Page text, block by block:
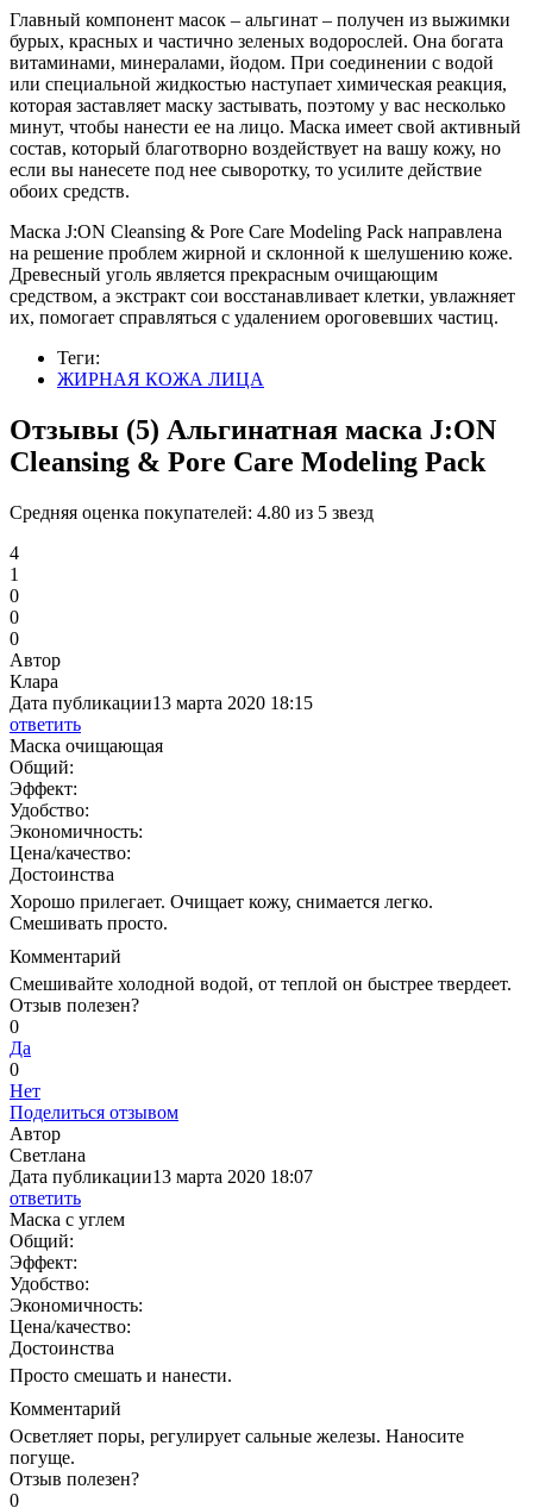
Главный компонент масок – альгинат – получен из выжимки
бурых, красных и частично зеленых водорослей. Она богата
витаминами, минералами, йодом. При соединении с водой
или специальной жидкостью наступает химическая реакция,
которая заставляет маску застывать, поэтому у вас несколько
минут, чтобы нанести ее на лицо. Маска имеет свой активный
состав, который благотворно воздействует на вашу кожу, но
если вы нанесете под нее сыворотку, то усилите действие
обоих средств.
Маска J:ON Cleansing & Pore Care Modeling Pack направлена
на решение проблем жирной и склонной к шелушению коже.
Древесный уголь является прекрасным очищающим
средством, а экстракт сои восстанавливает клетки, увлажняет
их, помогает справляться с удалением ороговевших частиц.
Теги:
ЖИРНАЯ КОЖА ЛИЦА
Отзывы (5) Альгинатная маска J:ON
Cleansing & Pore Care Modeling Pack
Средняя оценка покупателей: 4.80 из 5 звезд
4
1
0
0
0
Автор
Клара
Дата публикации13 марта 2020 18:15
ответить
Маска очищающая
Общий:
Эффект:
Удобство:
Экономичность:
Цена/качество:
Достоинства
Хорошо прилегает. Очищает кожу, снимается легко.
Смешивать просто.
Комментарий
Смешивайте холодной водой, от теплой он быстрее твердеет.
Отзыв полезен?
0
Да
0
Нет
Поделиться отзывом
Автор
Светлана
Дата публикации13 марта 2020 18:07
ответить
Маска с углем
Общий:
Эффект:
Удобство:
Экономичность:
Цена/качество:
Достоинства
Просто смешать и нанести.
Комментарий
Осветляет поры, регулирует сальные железы. Наносите
погуще.
Отзыв полезен?
0